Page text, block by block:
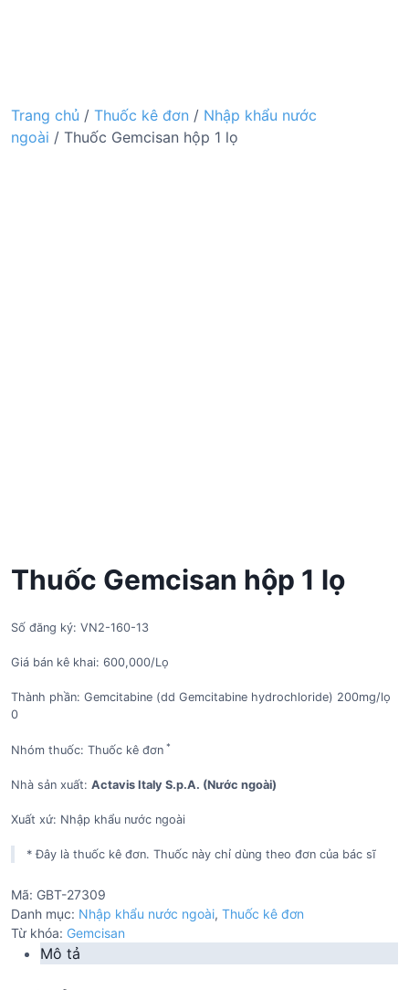
Trang chủ / Thuốc kê đơn / Nhập khẩu nước
ngoài / Thuốc Gemcisan hộp 1 lọ
Thuốc Gemcisan hộp 1 lọ
Số đăng ký: VN2-160-13
Giá bán kê khai: 600,000/Lọ
Thành phần: Gemcitabine (dd Gemcitabine hydrochloride) 200mg/lọ
0
Nhóm thuốc: Thuốc kê đơn *
Nhà sản xuất: Actavis Italy S.p.A. (Nước ngoài)
Xuất xứ: Nhập khẩu nước ngoài
* Đây là thuốc kê đơn. Thuốc này chỉ dùng theo đơn của bác sĩ
Mã: GBT-27309
Danh mục: Nhập khẩu nước ngoài, Thuốc kê đơn
Từ khóa: Gemcisan
Mô tả